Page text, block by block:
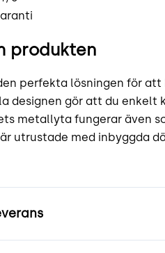
produkten
perfekta lösningen för
designen gör att du enkelt
metallyta fungerar även
utrustade med inbyggda